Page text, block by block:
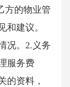
方的物业管
和建议。
况。2.义务
服务费
的资料，